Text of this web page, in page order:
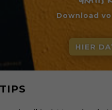
Download
HIER